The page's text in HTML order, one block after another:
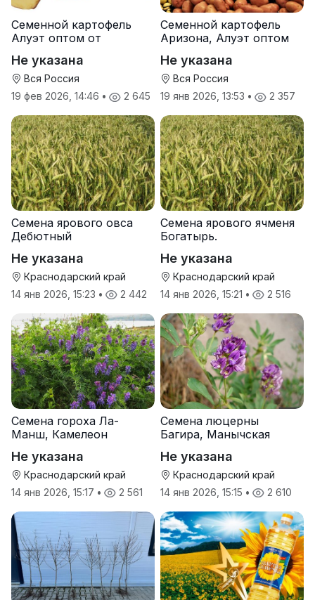
Семенной картофель
Алуэт оптом от
Не указана
Вся Россия
19 фев 2026, 14:46 • 2 645
Семенной картофель
Аризона, Алуэт оптом
Не указана
Вся Россия
19 янв 2026, 13:53 • 2 357
Семена ярового овса
Дебютный
Не указана
Краснодарский край
14 янв 2026, 15:23 • 2 442
Семена ярового ячменя
Богатырь.
Не указана
Краснодарский край
14 янв 2026, 15:21 • 2 516
Семена гороха Ла-
Манш, Камелеон
Не указана
Краснодарский край
14 янв 2026, 15:17 • 2 561
Семена люцерны
Багира, Манычская
Не указана
Краснодарский край
14 янв 2026, 15:15 • 2 610